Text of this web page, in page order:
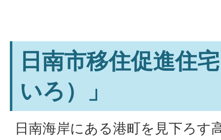
日南市移住促進住
いろ）」
日南海岸にある港町を見下ろす